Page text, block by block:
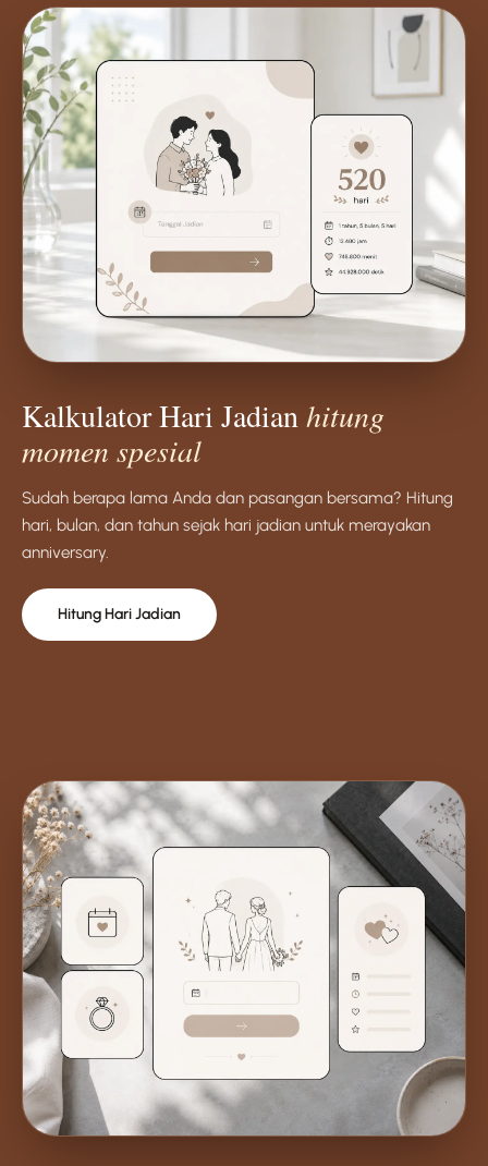
Kalkulator Hari Jadianhitung
momen spesial
Sudah berapa lama Anda dan pasangan bersama? Hitung
hari, bulan, dan tahun sejak hari jadian untuk merayakan
anniversary.
Hitung Hari Jadian